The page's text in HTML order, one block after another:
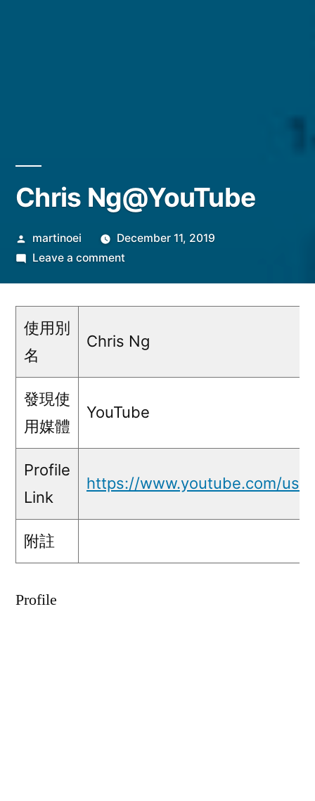
Chris Ng@YouTube
Posted
by
martinoei
December 11, 2019
Leave a commenton
使用別
名
Chris Ng
發現使
用媒體
YouTube
Profile
Link
https://www.youtube.com/
附註
Profile